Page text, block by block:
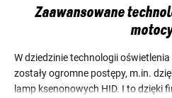
Zaawansowane
W dziedzinie technologii
zostały ogromne postępy, m.in.
lamp ksenonowych HID. I to dzięki